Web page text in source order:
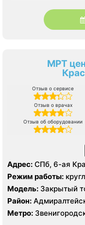
МРТ
Отзыв о сервисе
Отзыв о врачах
Отзыв об оборудовании
Адрес: СПб, 6-ая
Режим работы:
Модель: Закрытый
Symphony 1.5 Тесла,
Район:
Центральный
Метро: